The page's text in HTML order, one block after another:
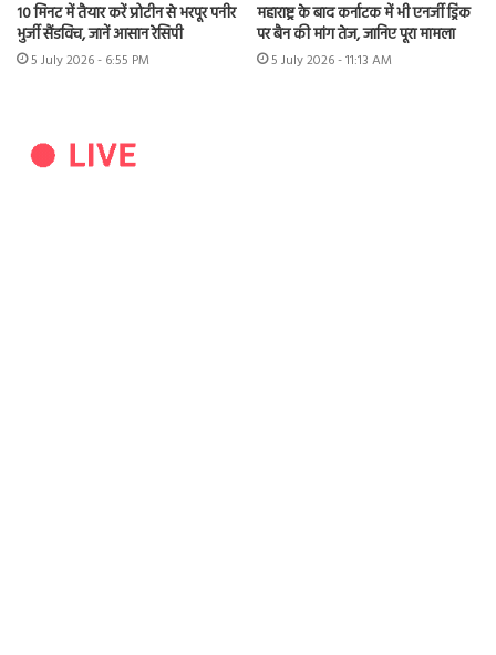
10 मिनट में तैयार करें प्रोटीन से भरपूर पनीर
भुर्जी सैंडविच, जानें आसान रेसिपी
5 July 2026 - 6:55 PM
महाराष्ट्र के बाद कर्नाटक में भी एनर्जी ड्रिंक
पर बैन की मांग तेज, जानिए पूरा मामला
5 July 2026 - 11:13 AM